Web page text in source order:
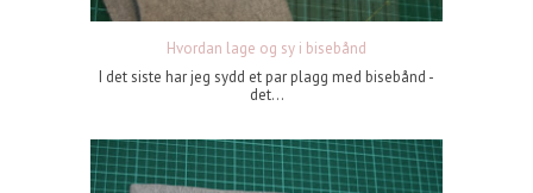
Hvordan lage og sy i bisebånd
I det siste har jeg sydd et par plagg med bisebånd -
det...